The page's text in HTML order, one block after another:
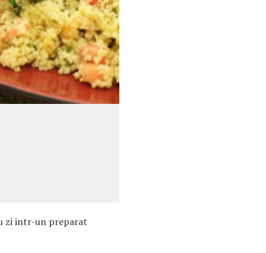
zi intr-un preparat